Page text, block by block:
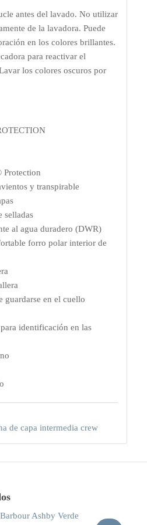
antes del lavado. No utilizar
de la lavadora. Puede
en los colores brillantes.
para reactivar el
los colores oscuros por
Protection
y transpirable
selladas
al agua duradero (DWR)
forro polar interior de
guardarse en el cuello
identificación en las